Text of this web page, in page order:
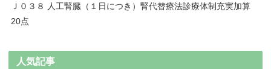
Ｊ０３８ 人工腎臓（１日につき）腎代替療法診療体制充実加算
20点
人気記事